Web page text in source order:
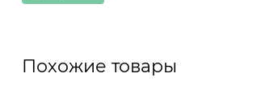
Похожие товары